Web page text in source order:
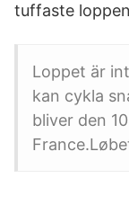
tuffaste
Loppet är
kan cykla
bliver den